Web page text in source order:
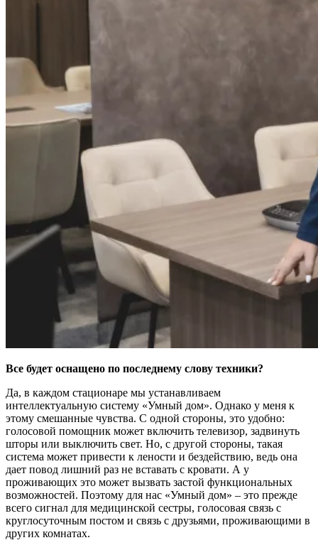
Все будет оснащено по последнему слову техники?
Да, в каждом стационаре мы устанавливаем
интеллектуальную систему «Умный дом». Однако у меня к
этому смешанные чувства. С одной стороны, это удобно:
голосовой помощник может включить телевизор, задвинуть
шторы или выключить свет. Но, с другой стороны, такая
система может привести к лености и бездействию, ведь она
дает повод лишний раз не вставать с кровати. А у
проживающих это может вызвать застой функциональных
возможностей. Поэтому для нас «Умный дом» – это прежде
всего сигнал для медицинской сестры, голосовая связь с
круглосуточным постом и связь с друзьями, проживающими в
других комнатах.